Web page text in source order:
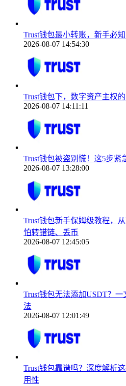
Trust钱包最小转账，新手必
2026-08-07 14:54:30
Trust钱包下，数字资产主权
2026-08-07 14:11:11
Trust钱包被盗别慌！这5步紧
2026-08-07 13:28:00
Trust钱包新手保姆级教程，
怕转错链、丢币
2026-08-07 12:45:05
Trust钱包无法添加USDT？
法
2026-08-07 12:01:49
Trust钱包靠谱吗？深度解析
用性